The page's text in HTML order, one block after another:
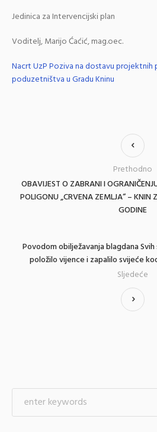
Jedinica za Intervencijski plan
Voditelj, Marijo Ćaćić, mag.oec.
Nacrt UzP Poziva na dostavu
poduzetništva u Gradu Kninu
OBAVIJEST O ZABRANI I
POLIGONU „CRVENA ZEMLJA“ – KNIN
GODINE
Prethodno
Povodom obilježavanja blagdana
položilo vijence i zapalilo svijeće
Sljedeće